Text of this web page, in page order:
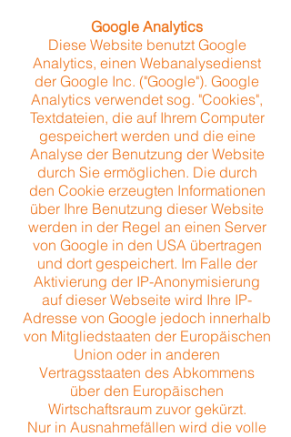
Google Analytics
Diese Website benutzt Google
Analytics, einen Webanalysedienst
der Google Inc. ("Google"). Google
Analytics verwendet sog. "Cookies",
Textdateien, die auf Ihrem Computer
gespeichert werden und die eine
Analyse der Benutzung der Website
durch Sie ermöglichen. Die durch
den Cookie erzeugten Informationen
über Ihre Benutzung dieser Website
werden in der Regel an einen Server
von Google in den USA übertragen
und dort gespeichert. Im Falle der
Aktivierung der IP-Anonymisierung
auf dieser Webseite wird Ihre IP-
Adresse von Google jedoch innerhalb
von Mitgliedstaaten der Europäischen
Union oder in anderen
Vertragsstaaten des Abkommens
über den Europäischen
Wirtschaftsraum zuvor gekürzt.
Nur in Ausnahmefällen wird die volle